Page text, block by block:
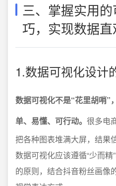
三、掌握实用
巧，实现数据
1.数据可视化设计
数据可视化不是“花里胡哨”
单、易懂、可行动。 很多电
把各种图表堆满大屏，结果
数据可视化应该遵循“少而精
的原则，结合抖音粉丝画像